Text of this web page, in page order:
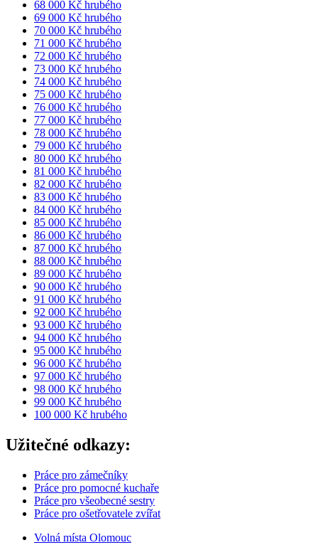
68 000 Kč hrubého
69 000 Kč hrubého
70 000 Kč hrubého
71 000 Kč hrubého
72 000 Kč hrubého
73 000 Kč hrubého
74 000 Kč hrubého
75 000 Kč hrubého
76 000 Kč hrubého
77 000 Kč hrubého
78 000 Kč hrubého
79 000 Kč hrubého
80 000 Kč hrubého
81 000 Kč hrubého
82 000 Kč hrubého
83 000 Kč hrubého
84 000 Kč hrubého
85 000 Kč hrubého
86 000 Kč hrubého
87 000 Kč hrubého
88 000 Kč hrubého
89 000 Kč hrubého
90 000 Kč hrubého
91 000 Kč hrubého
92 000 Kč hrubého
93 000 Kč hrubého
94 000 Kč hrubého
95 000 Kč hrubého
96 000 Kč hrubého
97 000 Kč hrubého
98 000 Kč hrubého
99 000 Kč hrubého
100 000 Kč hrubého
Užitečné odkazy:
Práce pro zámečníky
Práce pro pomocné kuchaře
Práce pro všeobecné sestry
Práce pro ošetřovatele zvířat
Volná místa Olomouc